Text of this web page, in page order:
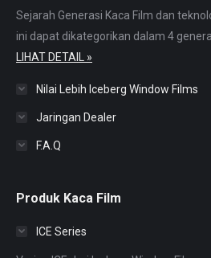
windowwindowwindowwindowwindow
Sejarah Generasi Kaca Film dan
ini dapat dikategorikan dalam 4
LIHAT DETAIL »
Nilai Lebih Iceberg Window Films
Jaringan Dealer
F.A.Q
Produk Kaca Film
ICE Series